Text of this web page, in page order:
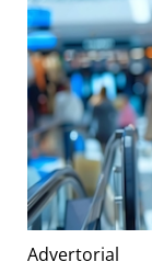
Advertorial